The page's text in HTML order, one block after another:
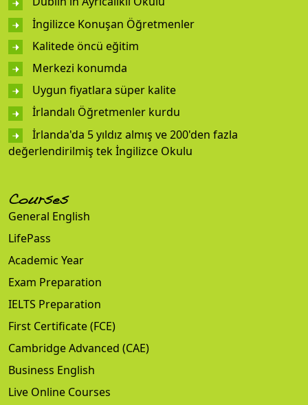
İngilizce Konuşan Öğretmenler
Kalitede öncü eğitim
Merkezi konumda
Uygun fiyatlara süper kalite
İrlandalı Öğretmenler kurdu
İrlanda'da 5 yıldız almış ve 200'den fazla
değerlendirilmiş tek İngilizce Okulu
Courses
General English
LifePass
Academic Year
Exam Preparation
IELTS Preparation
First Certificate (FCE)
Cambridge Advanced (CAE)
Business English
Live Online Courses